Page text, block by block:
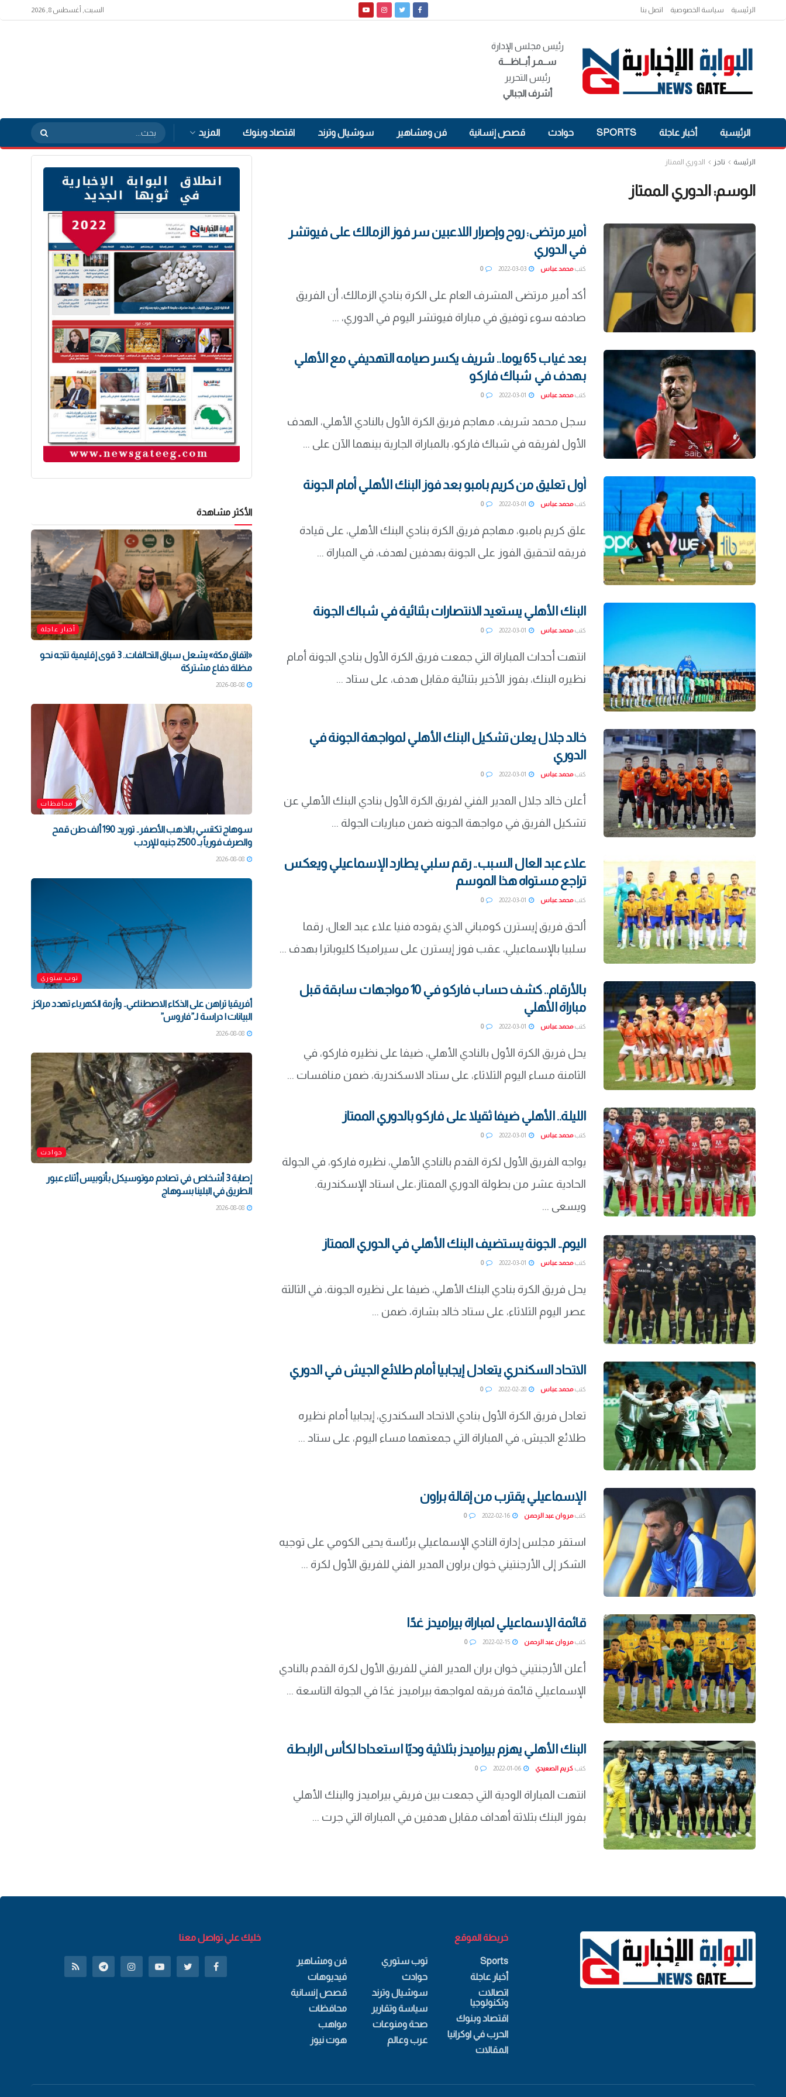
الرئيسية سياسة الخصوصية اتصل بنا السبت, أغسطس 8, 2026
رئيس مجلس الإدارة
ســمـر أبــاظــــة
رئيس التحرير
أشرف الجبالي
الرئيسية أخبار عاجلة SPORTS حوادث قصص إنسانية فن ومشاهير سوشيال وترند اقتصاد وبنوك المزيد
الرئيسة تاجز الدوري الممتاز
الوسم: الدوري الممتاز
أمير مرتضى: روح وإصرار اللاعبين سر فوز الزمالك على فيوتشر
في الدوري
كتب محمد عباس 2022-03-03
0
أكد أمير مرتضى المشرف العام على الكرة بنادي الزمالك، أن الفريق
صادفه سوء توفيق في مباراة فيوتشر اليوم في الدوري، ...
بعد غياب 65 يوما.. شريف يكسر صيامه التهديفي مع الأهلي
بهدف في شباك فاركو
كتب محمد عباس 0
سجل محمد شريف، مهاجم فريق الكرة الأول بالنادي الأهلي، الهدف
الأول لفريقه في شباك فاركو، بالمباراة الجارية بينهما الآن على ...
أول تعليق من كريم بامبو بعد فوز البنك الأهلي أمام الجونة
كتب محمد عباس 0
علق كريم بامبو، مهاجم فريق الكرة بنادي البنك الأهلي، على قيادة
فريقه لتحقيق الفوز على الجونة بهدفين لهدف، في المباراة ...
البنك الأهلي يستعيد الانتصارات بثنائية في شباك الجونة
كتب محمد عباس 0
انتهت أحداث المباراة التي جمعت فريق الكرة الأول بنادي الجونة أمام
نظيره البنك، بفوز الأخير بثنائية مقابل هدف، على ستاد ...
خالد جلال يعلن تشكيل البنك الأهلي لمواجهة الجونة في
الدوري
كتب محمد عباس 0
أعلن خالد جلال المدير الفني لفريق الكرة الأول بنادي البنك الأهلي عن
تشكيل الفريق في مواجهة الجونه ضمن مباريات الجولة ...
علاء عبد العال السبب.. رقم سلبي يطارد الإسماعيلي ويعكس
تراجع مستواه هذا الموسم
كتب محمد عباس 0
ألحق فريق إيسترن كومباني الذي يقوده فنيا علاء عبد العال، رقما
سلبيا بالإسماعيلي، عقب فوز إيسترن على سيراميكا كليوباترا بهدف ...
بالأرقام.. كشف حساب فاركو في 10 مواجهات سابقة قبل
مباراة الأهلي
كتب محمد عباس 0
يحل فريق الكرة الأول بالنادي الأهلي، ضيفا على نظيره فاركو، في
الثامنة مساء اليوم الثلاثاء، على ستاد الاسكندرية، ضمن منافسات ...
الليلة.. الأهلي ضيفا ثقيلا على فاركو بالدوري الممتاز
كتب محمد عباس 0
يواجه الفريق الأول لكرة القدم بالنادي الأهلي، نظيره فاركو، في الجولة
الحادية عشر من بطولة الدوري الممتاز،على استاد الإسكندرية.
ويسعى ...
اليوم.. الجونة يستضيف البنك الأهلي في الدوري الممتاز
كتب محمد عباس 0
يحل فريق الكرة بنادي البنك الأهلي، ضيفا على نظيره الجونة، في الثالثة
عصر اليوم الثلاثاء، على ستاد خالد بشارة، ضمن ...
الاتحاد السكندري يتعادل إيجابيا أمام طلائع الجيش في الدوري
كتب محمد عباس 2022-02-28
0
تعادل فريق الكرة الأول بنادي الاتحاد السكندري، إيجابيا أمام نظيره
طلائع الجيش، في المباراة التي جمعتهما مساء اليوم، على ستاد ...
الإسماعيلي يقترب من إقالة براون
كتب مروان عبد الرحمن 2022-02-16
0
استقر مجلس إدارة النادي الإسماعيلي برئاسة يحيى الكومي على توجيه
الشكر إلى الأرجنتيني خوان براون المدير الفني للفريق الأول لكرة ...
قائمة الإسماعيلي لمباراة بيراميدز غدًا
كتب مروان عبد الرحمن 2022-02-15
0
أعلن الأرجنتيني خوان بران المدير الفني للفريق الأول لكرة القدم بالنادي
الإسماعيلي قائمة فريقه لمواجهة بيراميدز غدًا في الجولة التاسعة ...
البنك الأهلي يهزم بيراميدز بثلاثية وديًا استعدادا لكأس الرابطة
كتب كريم الصعيدي 2022-01-06
0
انتهت المباراة الودية التي جمعت بين فريقي بيراميدز والبنك الأهلي
بفوز البنك بثلاثة أهداف مقابل هدفين في المباراة التي جرت ...
الأكثر مشاهدة
أخبار عاجلة
«اتفاق مكة» يشعل سباق التحالفات.. 3 قوى إقليمية تتجه نحو
مظلة دفاع مشتركة
2026-08-08
محافظات
سوهاج تكتسي بالذهب الأصفر.. توريد 190 ألف طن قمح
والصرف فورياً بـ 2500 جنيه للإردب
2026-08-08
توب ستوري
أفريقيا تراهن على الذكاء الاصطناعي.. وأزمة الكهرباء تهدد مراكز
البيانات | دراسة لـ”فاروس”
2026-08-08
حوادث
إصابة 3 أشخاص في تصادم موتوسيكل بأتوبيس أثناء عبور
الطريق في البلينا بسوهاج
2026-08-08
خريطة الموقع
Sports
أخبار عاجلة
اتصالات
وتكنولوجيا
اقتصاد وبنوك
الحرب في اوكرانيا
المقالات
توب ستوري
حوادث
سوشيال وترند
سياسة وتقارير
صحة ومنوعات
عرب وعالم
فن ومشاهير
فيديوهات
قصص إنسانية
محافظات
مواهب
هوت نيوز
خليك علي تواصل معنا